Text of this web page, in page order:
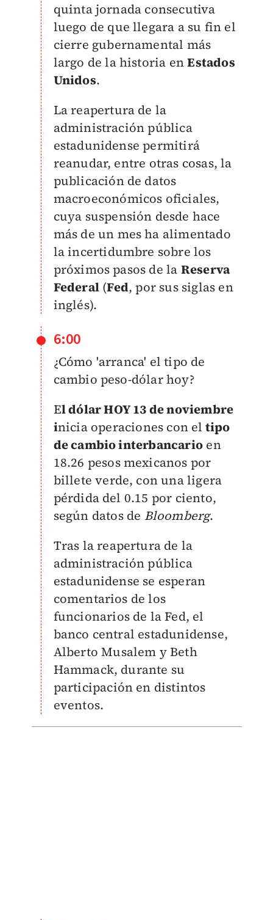
quinta jornada consecutiva
luego de que llegara a su fin el
cierre gubernamental más
largo de la historia enEstados
Unidos.
La reapertura de la
administración pública
estadunidense permitirá
reanudar, entre otras cosas, la
publicación de datos
macroeconómicos oficiales,
cuya suspensión desde hace
más de un mes ha alimentado
la incertidumbre sobre los
próximos pasos de la Reserva
Federal(Fed, por sus siglas en
inglés).
6:00
¿Cómo 'arranca' el tipo de
cambio peso-dólar hoy?
El dólar HOY 13 de noviembre
inicia operaciones con el tipo
de cambio interbancario en
18.26 pesos mexicanos por
billete verde, con una ligera
pérdida del 0.15 por ciento,
según datos de Bloomberg.
Tras la reapertura de la
administración pública
estadunidense se esperan
comentarios de los
funcionarios de la Fed, el
banco central estadunidense,
Alberto Musalem y Beth
Hammack, durante su
participación en distintos
eventos.